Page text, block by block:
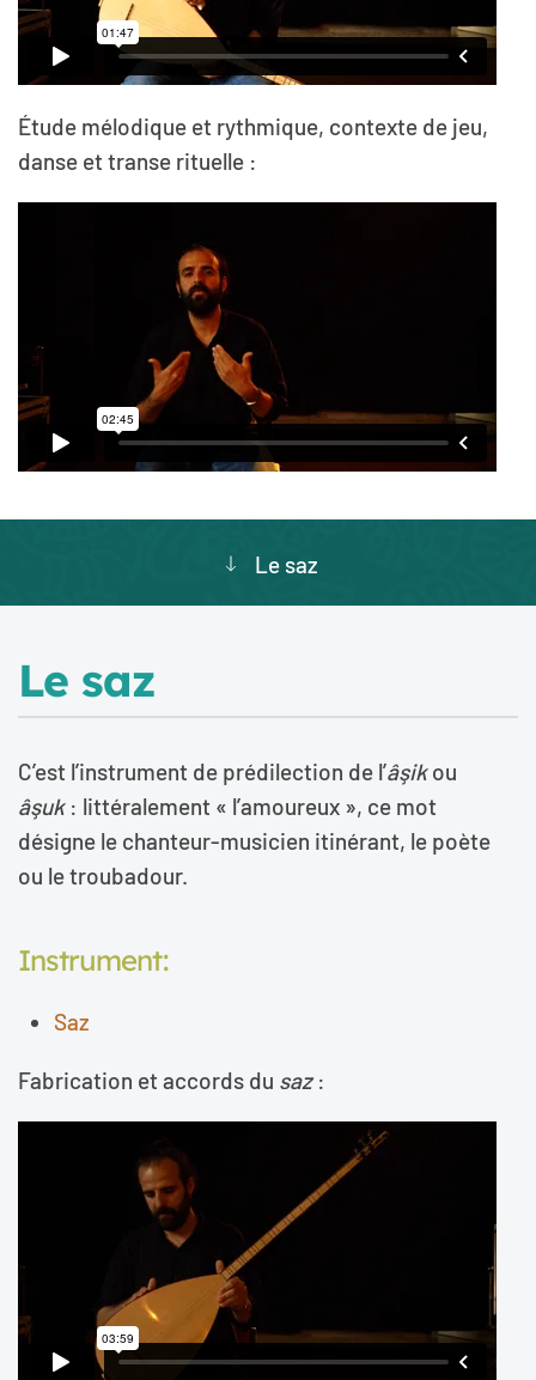
Étude mélodique et rythmique, contexte de jeu,
danse et transe rituelle :
Le saz
Le saz
C’est l’instrument de prédilection de l’âşikou
âşuk: littéralement « l’amoureux », ce mot
désigne le chanteur-musicien itinérant, le poète
ou le troubadour.
Instrument:
Saz
Fabrication et accords du saz: